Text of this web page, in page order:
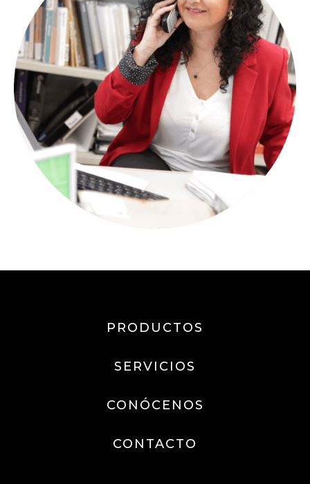
PRODUCTOS
SERVICIOS
CONÓCENOS
CONTACTO